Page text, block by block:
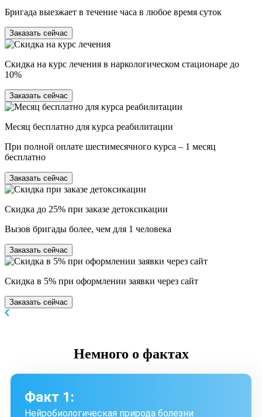
Бригада выезжает в течение часа в любое время суток
Заказать сейчас
Скидка на курс лечения в наркологическом стационаре до
10%
Заказать сейчас
Месяц бесплатно для курса реабилитации
При полной оплате шестимесячного курса – 1 месяц
бесплатно
Заказать сейчас
Скидка до 25% при заказе детоксикации
Вызов бригады более, чем для 1 человека
Заказать сейчас
Скидка в 5% при оформлении заявки через сайт
Заказать сейчас
Немного о фактах
Факт 1:
Нейробиологическая природа болезни